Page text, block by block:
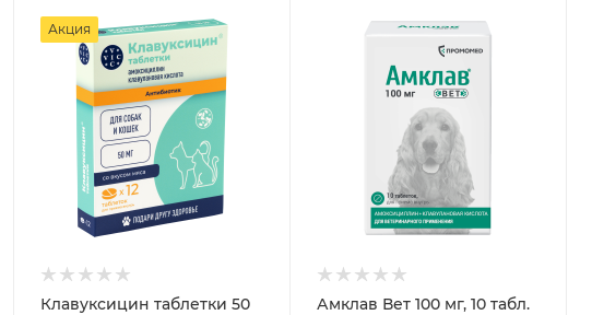
Акция
Клавуксицин таблетки 50
Амклав Вет 100 мг, 10 табл.